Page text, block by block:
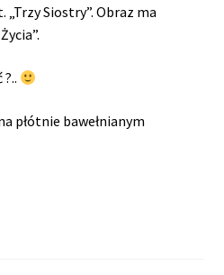
Siostry”. Obraz ma
płótnie bawełnianym